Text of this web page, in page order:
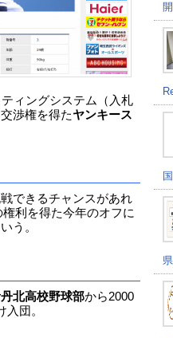
ィングシステム（入札
渉権を得たヤンキース
できるチャンスがあれ
利を得た今年のオフに
う。
北高校野球部から2000
団。